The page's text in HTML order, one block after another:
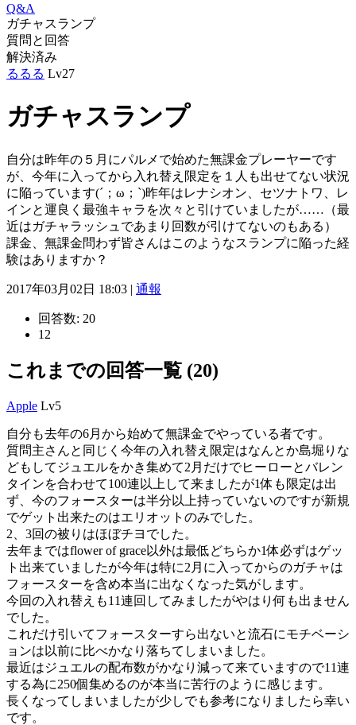
Q&A
ガチャスランプ
質問と回答
解決済み
るるる Lv27
ガチャスランプ
自分は昨年の５月にパルメで始めた無課金プレーヤーです
が、今年に入ってから入れ替え限定を１人も出せてない状況
に陥っています(´；ω；`)昨年はレナシオン、セツナトワ、レ
インと運良く最強キャラを次々と引けていましたが……（最
近はガチャラッシュであまり回数が引けてないのもある）
課金、無課金問わず皆さんはこのようなスランプに陥った経
験はありますか？
2017年03月02日 18:03 | 通報
回答数: 20
12
これまでの回答一覧 (20)
Apple Lv5
自分も去年の6月から始めて無課金でやっている者です。
質問主さんと同じく今年の入れ替え限定はなんとか島堀りな
どもしてジュエルをかき集めて2月だけでヒーローとバレン
タインを合わせて100連以上して来ましたが1体も限定は出
ず、今のフォースターは半分以上持っていないのですが新規
でゲット出来たのはエリオットのみでした。
2、3回の被りはほぼチヨでした。
去年まではflower of grace以外は最低どちらか1体必ずはゲッ
ト出来ていましたが今年は特に2月に入ってからのガチャは
フォースターを含め本当に出なくなった気がします。
今回の入れ替えも11連回してみましたがやはり何も出ません
でした。
これだけ引いてフォースターすら出ないと流石にモチベーシ
ョンは以前に比べかなり落ちてしまいました。
最近はジュエルの配布数がかなり減って来ていますので11連
する為に250個集めるのが本当に苦行のように感じます。
長くなってしまいましたが少しでも参考になりましたら幸い
です。